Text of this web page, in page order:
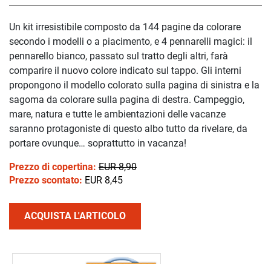
Un kit irresistibile composto da 144 pagine da colorare
secondo i modelli o a piacimento, e 4 pennarelli magici: il
pennarello bianco, passato sul tratto degli altri, farà
comparire il nuovo colore indicato sul tappo. Gli interni
propongono il modello colorato sulla pagina di sinistra e la
sagoma da colorare sulla pagina di destra. Campeggio,
mare, natura e tutte le ambientazioni delle vacanze
saranno protagoniste di questo albo tutto da rivelare, da
portare ovunque… soprattutto in vacanza!
Prezzo di copertina: EUR 8,90
Prezzo scontato: EUR 8,45
ACQUISTA L'ARTICOLO